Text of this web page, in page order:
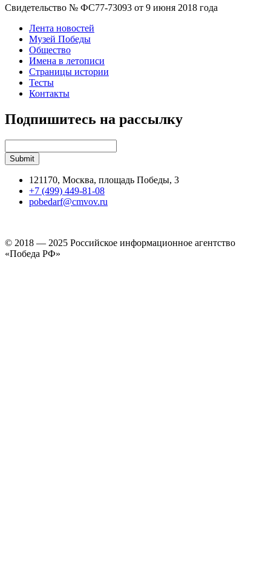
Свидетельство № ФС77-73093 от 9 июня 2018 года
Лента новостей
Музей Победы
Общество
Имена в летописи
Страницы истории
Тесты
Контакты
Подпишитесь на рассылку
121170, Москва, площадь Победы, 3
+7 (499) 449-81-08
pobedarf@cmvov.ru
© 2018 — 2025 Российское информационное агентство
«Победа РФ»